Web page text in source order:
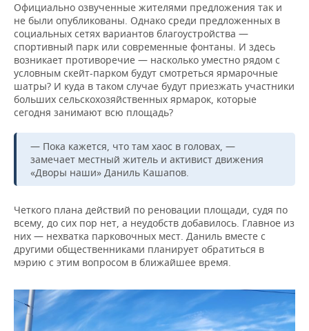
Официально озвученные жителями предложения так и
не были опубликованы. Однако среди предложенных в
социальных сетях вариантов благоустройства —
спортивный парк или современные фонтаны. И здесь
возникает противоречие — насколько уместно рядом с
условным скейт-парком будут смотреться ярмарочные
шатры? И куда в таком случае будут приезжать участники
больших сельскохозяйственных ярмарок, которые
сегодня занимают всю площадь?
— Пока кажется, что там хаос в головах, —
замечает местный житель и активист движения
«Дворы наши» Даниль Кашапов.
Четкого плана действий по реновации площади, судя по
всему, до сих пор нет, а неудобств добавилось. Главное из
них — нехватка парковочных мест. Даниль вместе с
другими общественниками планирует обратиться в
мэрию с этим вопросом в ближайшее время.